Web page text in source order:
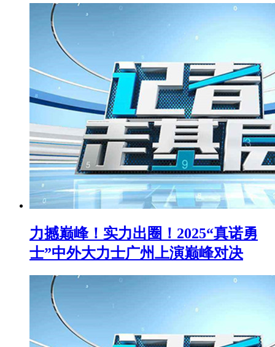
力撼巅峰！实力出圈！2025“真诺勇
士”中外大力士广州上演巅峰对决